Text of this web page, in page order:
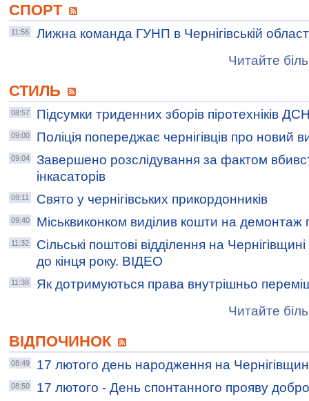
СПОРТ
11:56
Лижна команда ГУНП в Чернігівській
Читайте
СТИЛЬ
08:57 Підсумки триденних зборів піротехніків
09:00 Поліція попереджає чернігівців про новий
09:04
Завершено розслідування за фактом
інкасаторів
09:11 Свято у чернігівських прикордонників
09:40 Міськвиконком виділив кошти на демонтаж
11:32
Сільські поштові відділення на
до кінця року. ВІДЕО
11:38
Як дотримуються права внутрішньо
Читайте
ВІДПОЧИНОК
08:49 17 лютого день народження на
08:50
17 лютого - День спонтанного прояву